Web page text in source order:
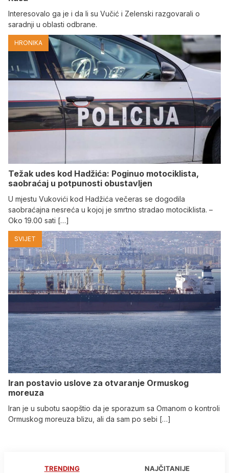
Interesovalo ga je i da li su Vučić i Zelenski razgovarali o
saradnji u oblasti odbrane.
HRONIKA
Težak udes kod Hadžića: Poginuo motociklista,
saobraćaj u potpunosti obustavljen
U mjestu Vukovići kod Hadžića večeras se dogodila
saobraćajna nesreća u kojoj je smrtno stradao motociklista. –
Oko 19.00 sati […]
SVIJET
Iran postavio uslove za otvaranje Ormuskog
moreuza
Iran je u subotu saopštio da je sporazum sa Omanom o kontroli
Ormuskog moreuza blizu, ali da sam po sebi […]
TRENDING NAJČITANIJE